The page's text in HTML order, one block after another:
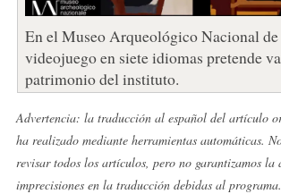
En el Museo Arqueológico Nacional de
videojuego en siete idiomas pretende
patrimonio del instituto.
Advertencia: la traducción al español del artículo
ha realizado mediante herramientas automáticas.
revisar todos los artículos, pero no garantizamos la
imprecisiones en la traducción debidas al